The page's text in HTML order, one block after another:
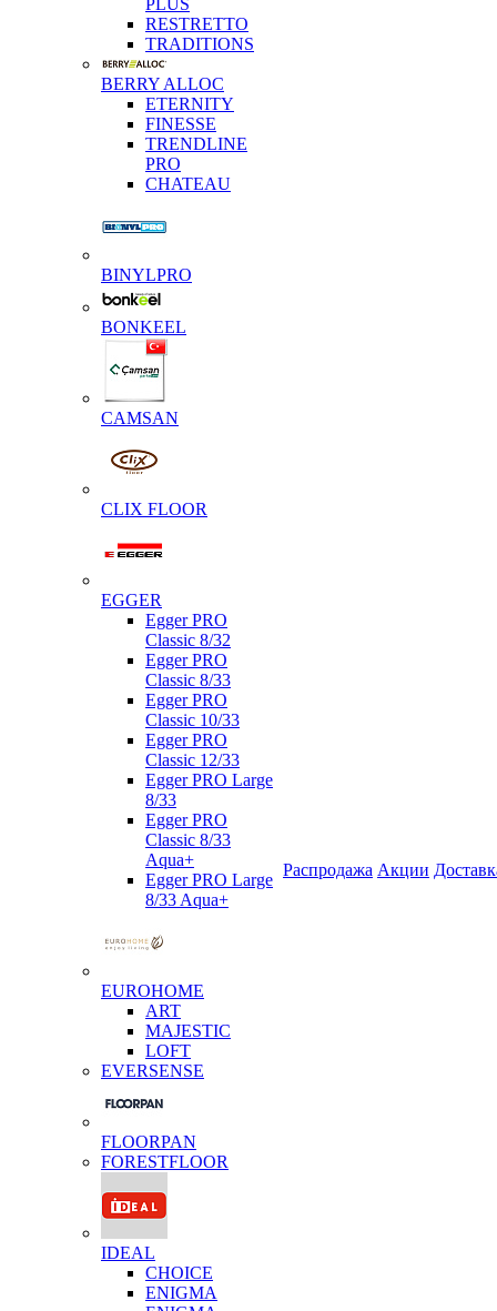
PLUS
RESTRETTO
TRADITIONS
BERRY ALLOC
ETERNITY
FINESSE
TRENDLINE
PRO
CHATEAU
BINYLPRO
BONKEEL
CAMSAN
CLIX FLOOR
EGGER
Egger PRO
Classic 8/32
Egger PRO
Classic 8/33
Egger PRO
Classic 10/33
Egger PRO
Classic 12/33
Egger PRO Large
8/33
Egger PRO
Classic 8/33
Aqua+
Egger PRO Large
8/33 Aqua+
EUROHOME
ART
MAJESTIC
LOFT
EVERSENSE
FLOORPAN
FORESTFLOOR
IDEAL
CHOICE
ENIGMA
Распродажа Акции